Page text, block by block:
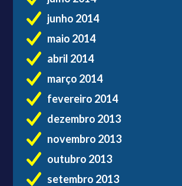
junho 2014
maio 2014
abril 2014
março 2014
fevereiro 2014
dezembro 2013
novembro 2013
outubro 2013
setembro 2013